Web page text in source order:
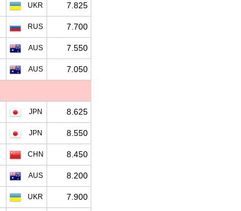
UKR 7.825
RUS 7.700
AUS 7.550
AUS 7.050
JPN 8.625
JPN 8.550
CHN 8.450
AUS 8.200
UKR 7.900